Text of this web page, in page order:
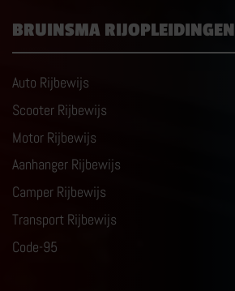
BRUINSMA RIJOPLEIDINGEN
Auto Rijbewijs
Scooter Rijbewijs
Motor Rijbewijs
Aanhanger Rijbewijs
Camper Rijbewijs
Transport Rijbewijs
Code-95